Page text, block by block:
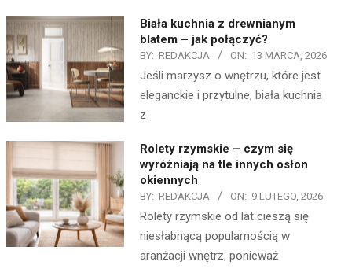
Biała kuchnia z drewnianym
blatem – jak połączyć?
BY: REDAKCJA ON: 13 MARCA, 2026
Jeśli marzysz o wnętrzu, które jest
eleganckie i przytulne, biała kuchnia
z
Rolety rzymskie – czym się
wyróżniają na tle innych osłon
okiennych
BY: REDAKCJA ON: 9 LUTEGO, 2026
Rolety rzymskie od lat cieszą się
niesłabnącą popularnością w
aranżacji wnętrz, ponieważ